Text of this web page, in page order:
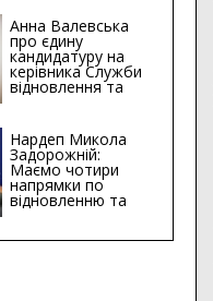
Анна Валевська
про єдину
кандидатуру на
керівника Служби
відновлення та
інфраструктури у
Хіба...
Нардеп Микола
Задорожній:
Маємо чотири
напрямки по
відновленню та
будівництву
інфраструктури